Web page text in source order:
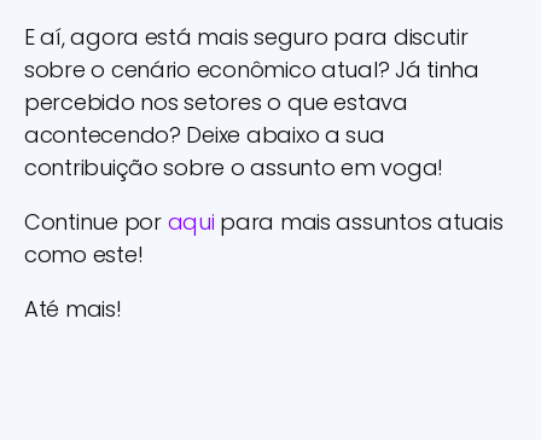
E aí, agora está mais seguro para discutir
sobre o cenário econômico atual? Já tinha
percebido nos setores o que estava
acontecendo? Deixe abaixo a sua
contribuição sobre o assunto em voga!
Continue por aqui para mais assuntos atuais
como este!
Até mais!